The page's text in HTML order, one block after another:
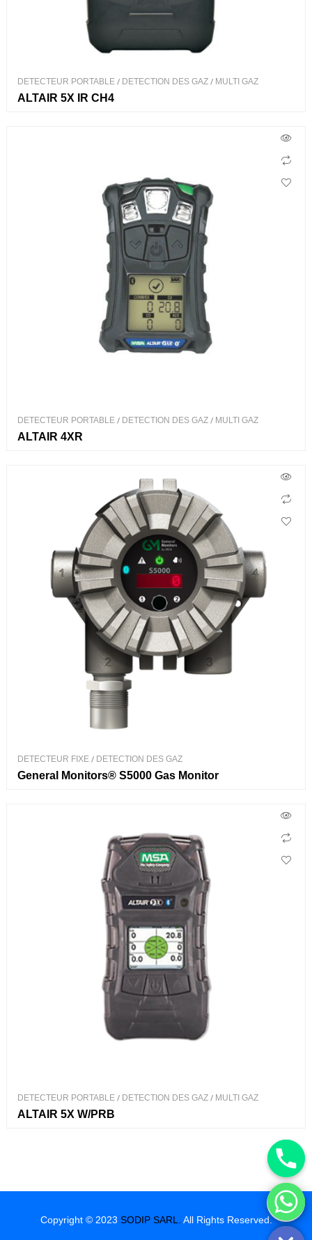
DETECTEUR PORTABLE/ DETECTION DES GAZ/ MULTI GAZ
ALTAIR 5X IR CH4
DETECTEUR PORTABLE/ DETECTION DES GAZ/ MULTI GAZ
ALTAIR 4XR
DETECTEUR FIXE/ DETECTION DES GAZ
General Monitors® S5000 Gas Monitor
DETECTEUR PORTABLE/ DETECTION DES GAZ/ MULTI GAZ
ALTAIR 5X W/PRB
Copyright © 2023 SODIP SARL. All Rights Reserved.
Hide chaty